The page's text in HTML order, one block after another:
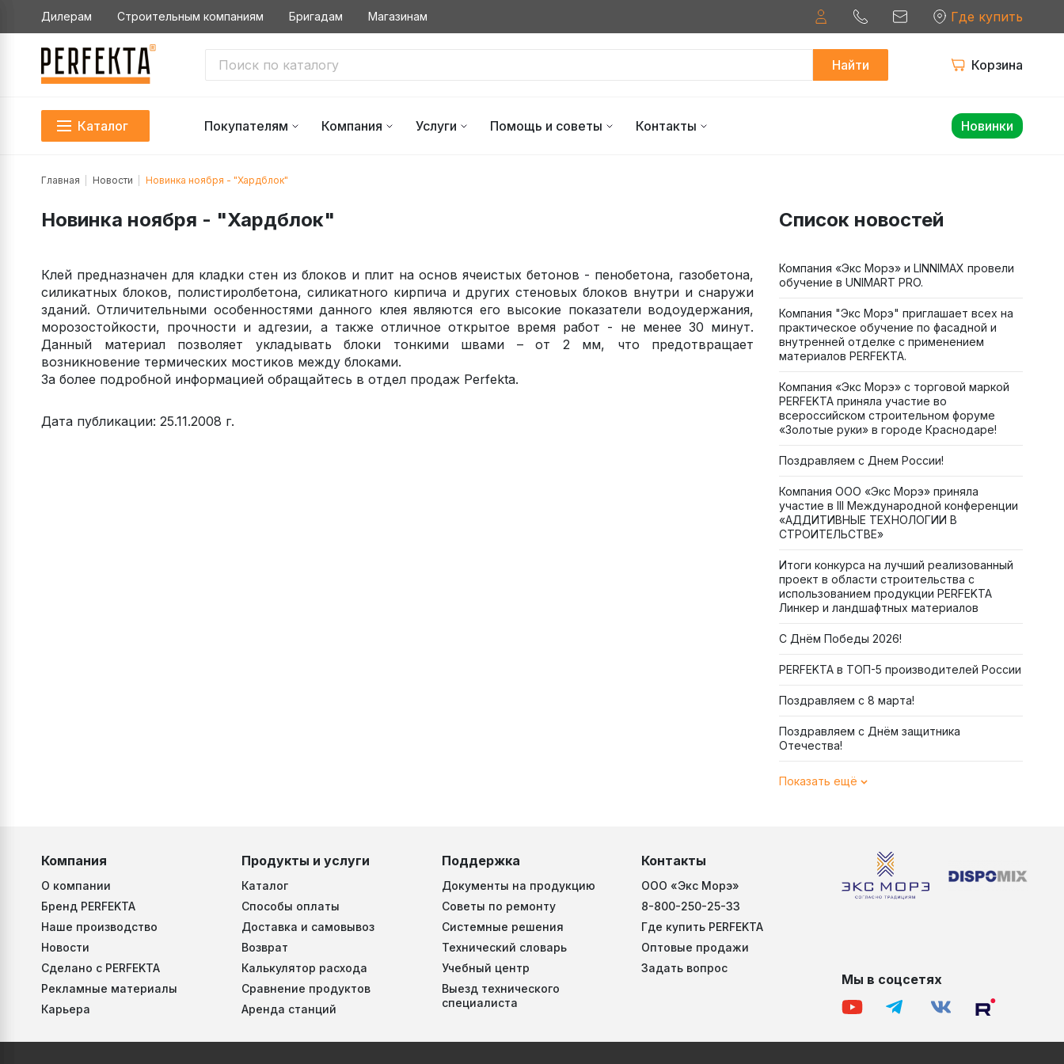
Дилерам Строительным компаниям Бригадам Магазинам Где купить
Найти Корзина
Каталог Покупателям Компания Услуги Помощь и советы Контакты Новинки
Главная Новости Новинка ноября - "Хардблок"
Новинка ноября - "Хардблок"
Клей предназначен для кладки стен из блоков и плит на основ ячеистых бетонов - пенобетона, газобетона,
силикатных блоков, полистиролбетона, силикатного кирпича и других стеновых блоков внутри и снаружи
зданий. Отличительными особенностями данного клея являются его высокие показатели водоудержания,
морозостойкости, прочности и адгезии, а также отличное открытое время работ - не менее 30 минут.
Данный материал позволяет укладывать блоки тонкими швами – от 2 мм, что предотвращает
возникновение термических мостиков между блоками.
За более подробной информацией обращайтесь в отдел продаж Perfekta.
Дата публикации: 25.11.2008 г.
Список новостей
Компания «Экс Морэ» и LINNIMAX провели
обучение в UNIMART PRO.
Компания "Экс Морэ" приглашает всех на
практическое обучение по фасадной и
внутренней отделке с применением
материалов PERFEKTA.
Компания «Экс Морэ» с торговой маркой
PERFEKTA приняла участие во
всероссийском строительном форуме
«Золотые руки» в городе Краснодаре!
Поздравляем с Днем России!
Компания ООО «Экс Морэ» приняла
участие в III Международной конференции
«АДДИТИВНЫЕ ТЕХНОЛОГИИ В
СТРОИТЕЛЬСТВЕ»
Итоги конкурса на лучший реализованный
проект в области строительства с
использованием продукции PERFEKTA
Линкер и ландшафтных материалов
С Днём Победы 2026!
PERFEKTA в ТОП-5 производителей России
Поздравляем с 8 марта!
Поздравляем с Днём защитника
Отечества!
Показать ещё
Компания
О компании
Бренд PERFEKTA
Наше производство
Новости
Сделано с PERFEKTA
Рекламные материалы
Карьера
Продукты и услуги
Каталог
Способы оплаты
Доставка и самовывоз
Возврат
Калькулятор расхода
Сравнение продуктов
Аренда станций
Поддержка
Документы на продукцию
Советы по ремонту
Системные решения
Технический словарь
Учебный центр
Выезд технического
специалиста
Контакты
ООО «Экс Морэ»
8-800-250-25-33
Где купить PERFEKTA
Оптовые продажи
Задать вопрос
Мы в соцсетях